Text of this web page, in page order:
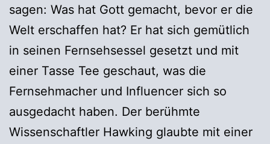
sagen: Was hat Gott gemacht, bevor er die
Welt erschaffen hat? Er hat sich gemütlich
in seinen Fernsehsessel gesetzt und mit
einer Tasse Tee geschaut, was die
Fernsehmacher und Influencer sich so
ausgedacht haben. Der berühmte
Wissenschaftler Hawking glaubte mit einer